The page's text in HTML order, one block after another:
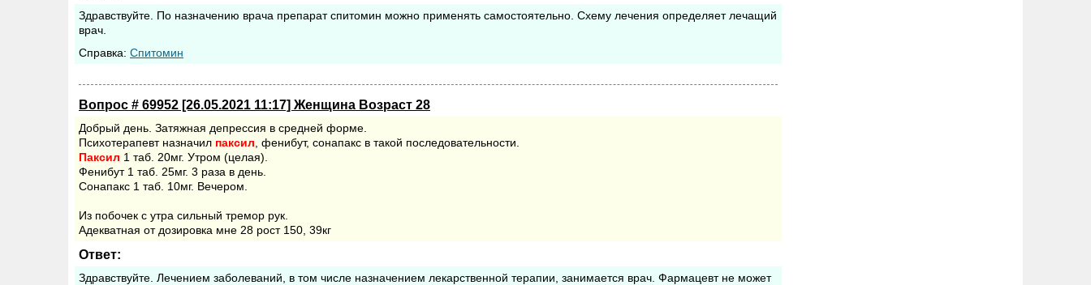
Здравствуйте. По назначению врача препарат спитомин можно применять самостоятельно. Схему лечения определяет лечащий
врач.
Cправка: Спитомин
Вопрос # 69952 [26.05.2021 11:17] Женщина Возраст 28
Добрый день. Затяжная депрессия в средней форме.
Психотерапевт назначил паксил , фенибут, сонапакс в такой последовательности.
Паксил 1 таб. 20мг. Утром (целая).
Фенибут 1 таб. 25мг. 3 раза в день.
Сонапакс 1 таб. 10мг. Вечером.
Из побочек с утра сильный тремор рук.
Адекватная от дозировка мне 28 рост 150, 39кг
Ответ:
Здравствуйте. Лечением заболеваний, в том числе назначением лекарственной терапии, занимается врач. Фармацевт не может